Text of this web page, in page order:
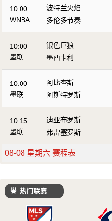
10:00
WNBA
波特兰火焰
多伦多节奏
10:00
墨联
银色巨狼
墨西卡利
10:00
墨联
阿比查斯
阿斯特罗斯
10:15
墨联
迪亚布罗斯
弗雷塞罗斯
08-08 星期六 赛程表
热门联赛